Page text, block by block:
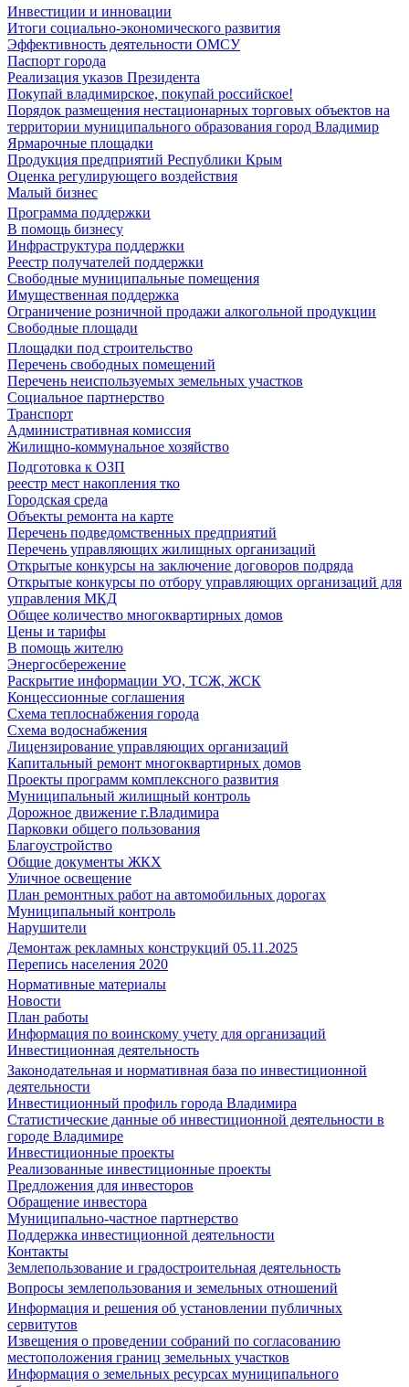
Инвестиции и инновации
Итоги социально-экономического развития
Эффективность деятельности ОМСУ
Паспорт города
Реализация указов Президента
Покупай владимирское, покупай российское!
Порядок размещения нестационарных торговых объектов на
территории муниципального образования город Владимир
Ярмарочные площадки
Продукция предприятий Республики Крым
Оценка регулирующего воздействия
Малый бизнес
Программа поддержки
В помощь бизнесу
Инфраструктура поддержки
Реестр получателей поддержки
Свободные муниципальные помещения
Имущественная поддержка
Ограничение розничной продажи алкогольной продукции
Свободные площади
Площадки под строительство
Перечень свободных помещений
Перечень неиспользуемых земельных участков
Социальное партнерство
Транспорт
Административная комиссия
Жилищно-коммунальное хозяйство
Подготовка к ОЗП
реестр мест накопления тко
Городская среда
Объекты ремонта на карте
Перечень подведомственных предприятий
Перечень управляющих жилищных организаций
Открытые конкурсы на заключение договоров подряда
Открытые конкурсы по отбору управляющих организаций для
управления МКД
Общее количество многоквартирных домов
Цены и тарифы
В помощь жителю
Энергосбережение
Раскрытие информации УО, ТСЖ, ЖСК
Концессионные соглашения
Схема теплоснабжения города
Схема водоснабжения
Лицензирование управляющих организаций
Капитальный ремонт многоквартирных домов
Проекты программ комплексного развития
Муниципальный жилищный контроль
Дорожное движение г.Владимира
Парковки общего пользования
Благоустройство
Общие документы ЖКХ
Уличное освещение
План ремонтных работ на автомобильных дорогах
Муниципальный контроль
Нарушители
Демонтаж рекламных конструкций 05.11.2025
Перепись населения 2020
Нормативные материалы
Новости
План работы
Информация по воинскому учету для организаций
Инвестиционная деятельность
Законодательная и нормативная база по инвестиционной
деятельности
Инвестиционный профиль города Владимира
Статистические данные об инвестиционной деятельности в
городе Владимире
Инвестиционные проекты
Реализованные инвестиционные проекты
Предложения для инвесторов
Обращение инвестора
Муниципально-частное партнерство
Поддержка инвестиционной деятельности
Контакты
Землепользование и градостроительная деятельность
Вопросы землепользования и земельных отношений
Информация и решения об установлении публичных
сервитутов
Извещения о проведении собраний по согласованию
местоположения границ земельных участков
Информация о земельных ресурсах муниципального